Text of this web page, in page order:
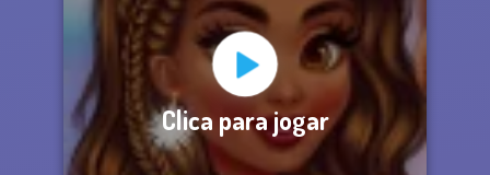
Clica para jogar